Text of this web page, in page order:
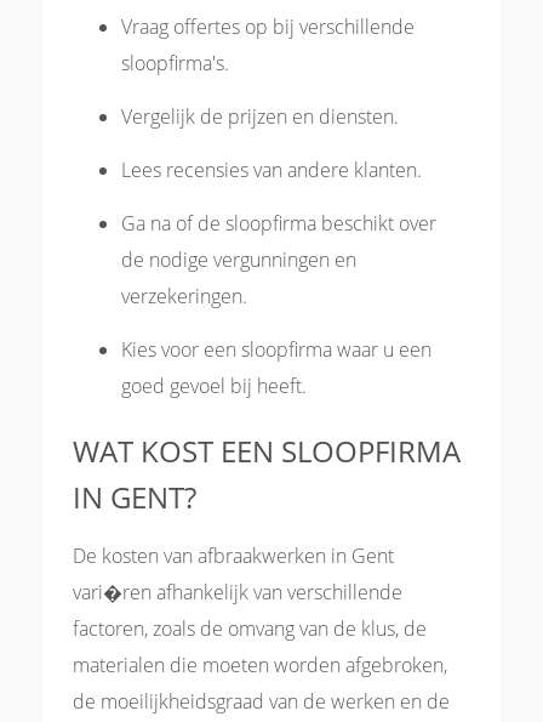
Vraag offertes op bij verschillende
sloopfirma's.
Vergelijk de prijzen en diensten.
Lees recensies van andere klanten.
Ga na of de sloopfirma beschikt over
de nodige vergunningen en
verzekeringen.
Kies voor een sloopfirma waar u een
goed gevoel bij heeft.
WAT KOST EEN SLOOPFIRMA
IN GENT?
De kosten van afbraakwerken in Gent
vari�ren afhankelijk van verschillende
factoren, zoals de omvang van de klus, de
materialen die moeten worden afgebroken,
de moeilijkheidsgraad van de werken en de